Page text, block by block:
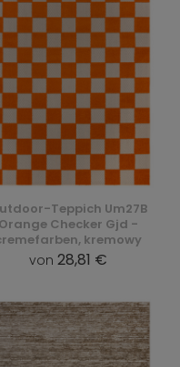
Teppich Um27B
Orange Checker Gjd -
kremowy
von 28,81 €